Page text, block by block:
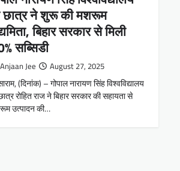
ने शुरू की मशरूम
बिहार सरकार से मिली
सब्सिडी
Anjaan Jee August 27, 2025
(दिनांक) – गोपाल नारायण सिंह विश्वविद्यालय
रोहित राज ने बिहार सरकार की सहायता से
उत्पादन की…